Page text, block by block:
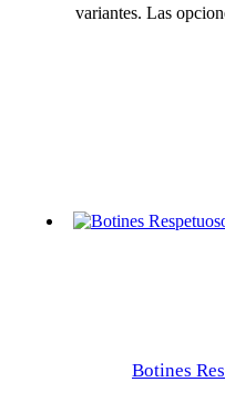
variantes. Las
Botines